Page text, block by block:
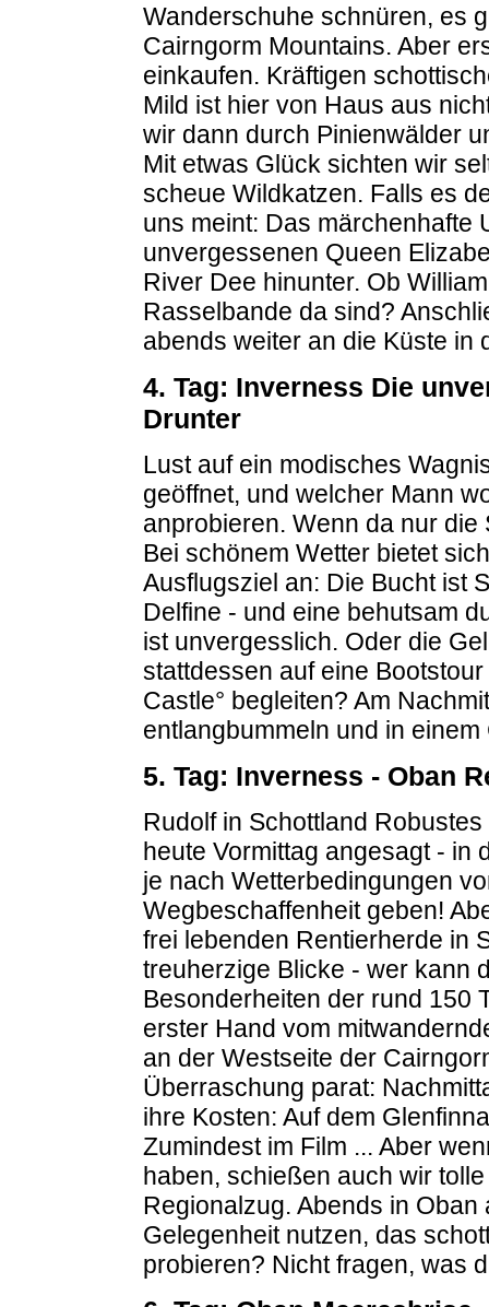
Wanderschuhe schnüren, es
Cairngorm Mountains. Aber
einkaufen. Kräftigen
Mild ist hier von Haus aus
wir dann durch Pinienwälder
Mit etwas Glück sichten wir
scheue Wildkatzen. Falls es
uns meint: Das märchenhafte
unvergessenen Queen
River Dee hinunter. Ob
Rasselbande da sind?
abends weiter an die Küste in
4. Tag: Inverness Die
Drunter
Lust auf ein modisches
geöffnet, und welcher Mann
anprobieren. Wenn da nur
Bei schönem Wetter bietet
Ausflugsziel an: Die Bucht ist
Delfine - und eine behutsam
ist unvergesslich. Oder die
stattdessen auf eine
Castle° begleiten? Am
entlangbummeln und in
5. Tag: Inverness - Oban
Rudolf in Schottland
heute Vormittag angesagt - in
je nach Wetterbedingungen
Wegbeschaffenheit geben!
frei lebenden Rentierherde in
treuherzige Blicke - wer kann
Besonderheiten der rund 150
erster Hand vom
an der Westseite der
Überraschung parat:
ihre Kosten: Auf dem
Zumindest im Film ... Aber
haben, schießen auch wir
Regionalzug. Abends in
Gelegenheit nutzen, das
probieren? Nicht fragen, was